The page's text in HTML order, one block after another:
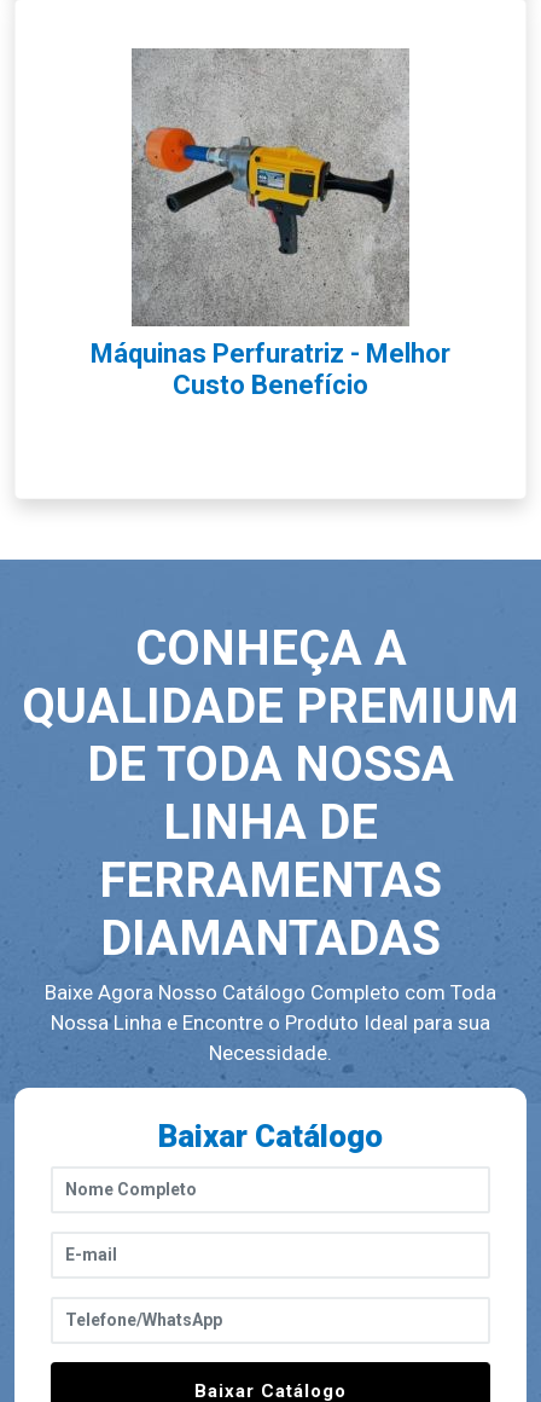
Máquinas Perfuratriz - Melhor
Custo Benefício
CONHEÇA A
QUALIDADE PREMIUM
DE TODA NOSSA
LINHA DE
FERRAMENTAS
DIAMANTADAS
Baixe Agora Nosso Catálogo Completo com Toda
Nossa Linha e Encontre o Produto Ideal para sua
Necessidade.
Baixar Catálogo
Baixar Catálogo